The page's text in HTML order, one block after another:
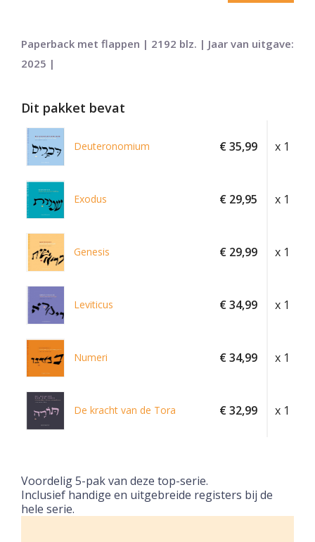
Paperback met flappen | 2192 blz. | Jaar van uitgave:
2025 |
Dit pakket bevat
Deuteronomium € 35,99 x 1
Exodus € 29,95 x 1
Genesis € 29,99 x 1
Leviticus € 34,99 x 1
Numeri € 34,99 x 1
De kracht van de Tora € 32,99 x 1
Voordelig 5-pak van deze top-serie.
Inclusief handige en uitgebreide registers bij de
hele serie.